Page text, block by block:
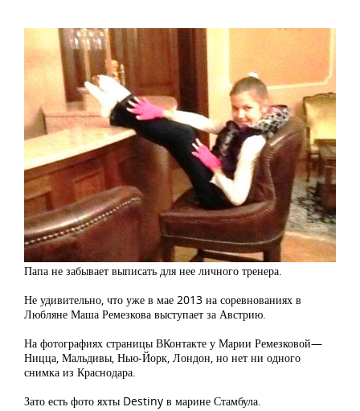
Папа не забывает выписать для нее личного тренера.
Не удивительно, что уже в мае 2013 на соревнованиях в
Любляне Маша Ремезкова выступает за Австрию.
На фотографиях страницы ВКонтакте у Марии Ремезковой—
Ницца, Мальдивы, Нью-Йорк, Лондон, но нет ни одного
снимка из Краснодара.
Зато есть фото яхты Destiny в марине Стамбула.